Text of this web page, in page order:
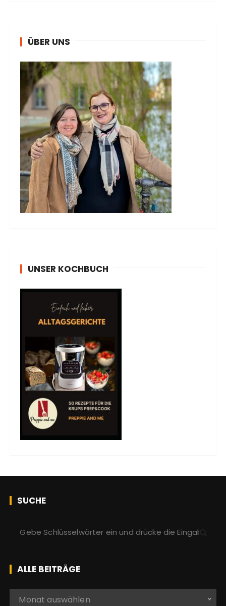
ÜBER UNS
UNSER KOCHBUCH
SUCHE
h
e
n
ALLE BEITRÄGE
Monat auswählen